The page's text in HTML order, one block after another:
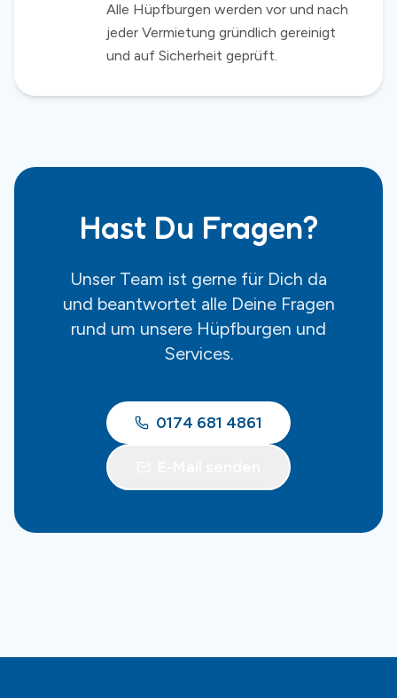
Alle Hüpfburgen werden vor und nach
jeder Vermietung gründlich gereinigt
und auf Sicherheit geprüft.
Hast Du Fragen?
Unser Team ist gerne für Dich da
und beantwortet alle Deine Fragen
rund um unsere Hüpfburgen und
Services.
0174 681 4861